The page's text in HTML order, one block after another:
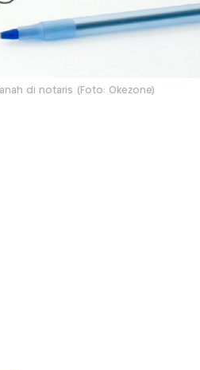
di notaris (Foto: Okezone)